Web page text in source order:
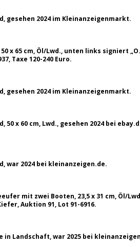
gesehen 2024 im Kleinanzeigenmarkt.
x 65 cm, Öl/Lwd., unten links signiert
Taxe 120-240 Euro.
gesehen 2024 im Kleinanzeigenmarkt.
50 x 60 cm, Lwd., gesehen 2024 bei
war 2024 bei kleinanzeigen.de.
mit zwei Booten, 23,5 x 31 cm, Öl/
Auktion 91, Lot 91-6916.
in Landschaft, war 2025 bei